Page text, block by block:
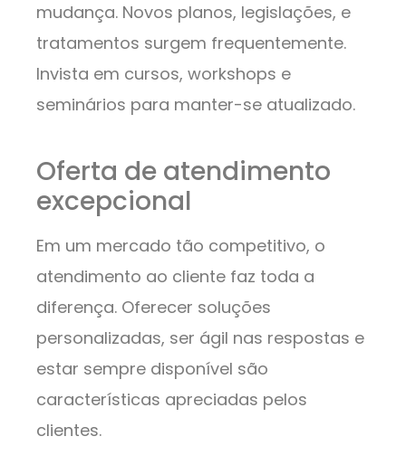
mudança. Novos planos, legislações, e
tratamentos surgem frequentemente.
Invista em cursos, workshops e
seminários para manter-se atualizado.
Oferta de atendimento
excepcional
Em um mercado tão competitivo, o
atendimento ao cliente faz toda a
diferença. Oferecer soluções
personalizadas, ser ágil nas respostas e
estar sempre disponível são
características apreciadas pelos
clientes.